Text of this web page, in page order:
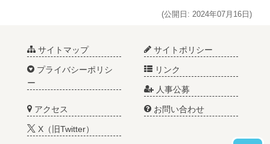
(公開日: 2024年07月16日)
サイトマップ サイトポリシー
プライバシーポリシ
ー
リンク
人事公募
アクセス お問い合わせ
X（旧Twitter）